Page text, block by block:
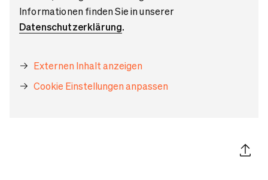
Informationen finden Sie in unserer
Datenschutzerklärung.
Externen Inhalt anzeigen
Cookie Einstellungen anpassen
Artikel